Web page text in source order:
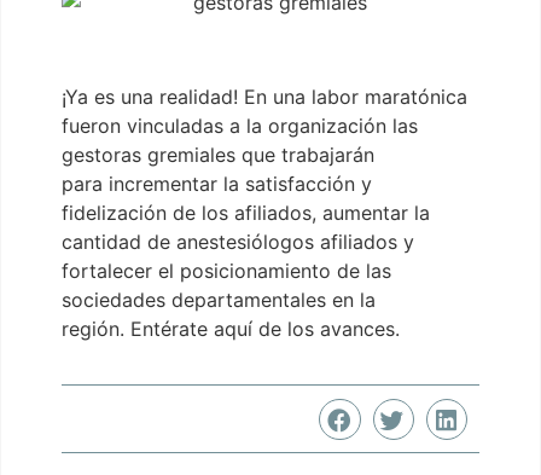
¡Ya es una realidad! En una labor maratónica
fueron vinculadas a la organización las
gestoras gremiales que trabajarán
para incrementar la satisfacción y
fidelización de los afiliados, aumentar la
cantidad de anestesiólogos afiliados y
fortalecer el posicionamiento de las
sociedades departamentales en la
región. Entérate aquí de los avances.